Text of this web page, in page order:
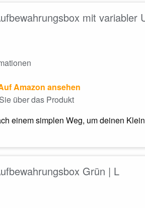
mit variabler
Amazon ansehen
über das Produkt
einem simplen Weg, um deinen
Grün | L